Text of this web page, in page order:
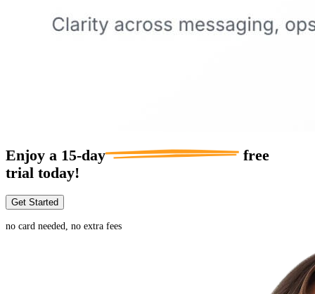
Enjoy a 15-day
free
trial today!
Get Started
no card needed, no extra fees